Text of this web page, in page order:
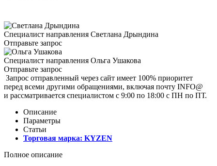
Специалист направления Светлана Дрындина
Отправьте запрос
Специалист направления Ольга Ушакова
Отправьте запрос
Запрос отправленный через сайт имеет 100% приоритет
перед всеми другими обращениями, включая почту INFO@
и рассматривается специалистом с 9:00 по 18:00 с ПН по ПТ.
Описание
Параметры
Статьи
Торговая марка: KYZEN
Полное описание